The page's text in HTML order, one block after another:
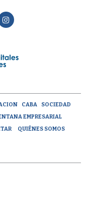
CABA
SOCIEDAD
EMPRESARIAL
QUIÉNES SOMOS